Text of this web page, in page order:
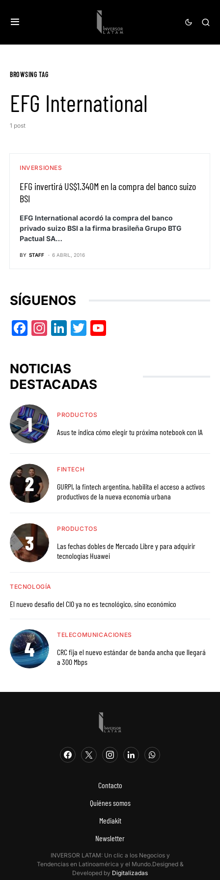
BROWSING TAG
EFG International
1 post
INVERSIONES
EFG invertirá US$1.340M en la compra del banco suizo
BSI
EFG International acordó la compra del banco
privado suizo BSI a la firma brasileña Grupo BTG
Pactual SA…
BY STAFF 6 ABRIL, 2016
SÍGUENOS
Facebook
Instagram
LinkedIn
Twitter
NOTICIAS
DESTACADAS
PRODUCTOS
Asus te indica cómo elegir tu próxima notebook con IA
FINTECH
GURPI, la fintech argentina, habilita el acceso a activos
productivos de la nueva economía urbana
PRODUCTOS
Las fechas dobles de Mercado Libre y para adquirir
tecnologías Huawei
TECNOLOGÍA
El nuevo desafío del CIO ya no es tecnológico, sino económico
TELECOMUNICACIONES
CRC fija el nuevo estándar de banda ancha que llegará
a 300 Mbps
Contacto
Quiénes somos
Mediakit
Newsletter
INVERSOR LATAM: Un clic a los Negocios y
Tendencias en Latinoamérica y el Mundo.Designed &
Developed by Digitalizadas